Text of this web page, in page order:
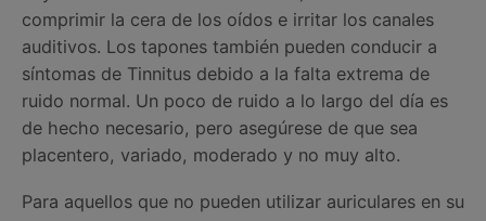
comprimir la cera de los oídos e irritar los canales
auditivos. Los tapones también pueden conducir a
síntomas de Tinnitus debido a la falta extrema de
ruido normal. Un poco de ruido a lo largo del día es
de hecho necesario, pero asegúrese de que sea
placentero, variado, moderado y no muy alto.
Para aquellos que no pueden utilizar auriculares en su